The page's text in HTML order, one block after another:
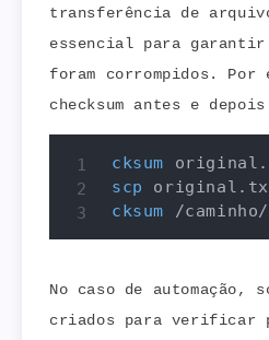
transferência de
essencial para garantir
foram corrompidos. Por
checksum antes e
cksum
scp
cksum /
No caso de automação,
criados para verificar